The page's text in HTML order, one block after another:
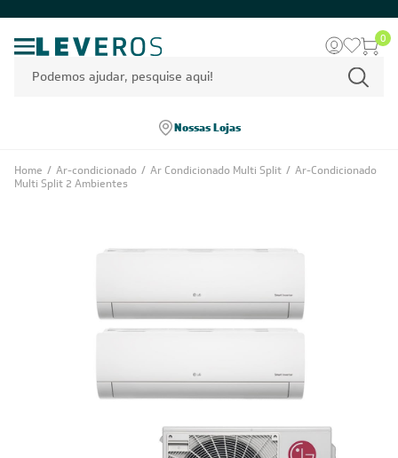
0
Nossas Lojas
Home / Ar-condicionado / Ar Condicionado Multi Split / Ar-Condicionado
Multi Split 2 Ambientes